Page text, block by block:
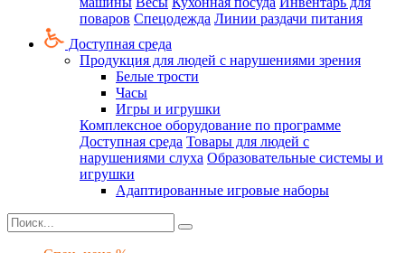
поваров Спецодежда Линии раздачи питания
Доступная среда
Продукция для людей с нарушениями зрения
Белые трости
Часы
Игры и игрушки
Комплексное оборудование по программе
Доступная среда Товары для людей с
нарушениями слуха Образовательные системы и
игрушки
Адаптированные игровые наборы